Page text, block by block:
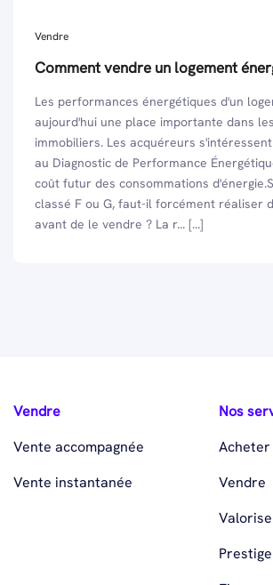
Vendre
Comment vendre un logement
Les performances énergétiques d'un
aujourd'hui une place importante dans
immobiliers. Les acquéreurs
au Diagnostic de Performance
coût futur des consommations
classé F ou G, faut-il forcément réaliser
avant de le vendre ? La r... [...]
Vendre
Vente accompagnée
Vente instantanée
Nos
Acheter
Vendre
Prestige